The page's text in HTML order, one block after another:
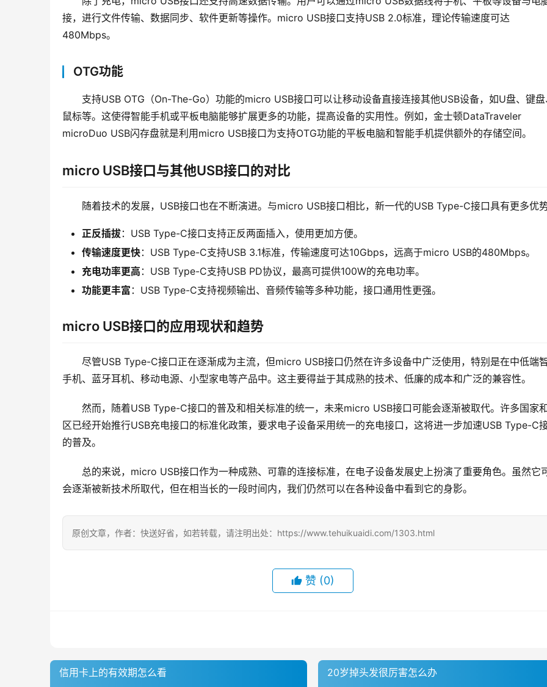
接，进行文件传输、数据同步、软件更新等操作。micro USB接口支持USB 2.0标准，理论传输速度可达
480Mbps。
OTG功能
支持USB OTG（On-The-Go）功能的micro USB接口可以让移动设备直接连接其他USB设备，如U盘、键盘
鼠标等。这使得智能手机或平板电脑能够扩展更多的功能，提高设备的实用性。例如，金士顿DataTraveler
microDuo USB闪存盘就是利用micro USB接口为支持OTG功能的平板电脑和智能手机提供额外的存储空间。
micro USB接口与其他USB接口的对比
随着技术的发展，USB接口也在不断演进。与micro USB接口相比，新一代的USB Type-C接口具有更多优势
正反插拔：USB Type-C接口支持正反两面插入，使用更加方便。
传输速度更快：USB Type-C支持USB 3.1标准，传输速度可达10Gbps，远高于micro USB的480Mbps。
充电功率更高 ：USB Type-C支持USB PD协议，最高可提供100W的充电功率。
功能更丰富 ：USB Type-C支持视频输出、音频传输等多种功能，接口通用性更强。
micro USB接口的应用现状和趋势
尽管USB Type-C接口正在逐渐成为主流，但micro USB接口仍然在许多设备中广泛使用，特别是在中低端
手机、蓝牙耳机、移动电源、小型家电等产品中。这主要得益于其成熟的技术、低廉的成本和广泛的兼容性。
然而，随着USB Type-C接口的普及和相关标准的统一，未来micro USB接口可能会逐渐被取代。许多国家
区已经开始推行USB充电接口的标准化政策，要求电子设备采用统一的充电接口，这将进一步加速USB Type-C
的普及。
总的来说，micro USB接口作为一种成熟、可靠的连接标准，在电子设备发展史上扮演了重要角色。虽然它
会逐渐被新技术所取代，但在相当长的一段时间内，我们仍然可以在各种设备中看到它的身影。
原创文章，作者：快送好省，如若转载，请注明出处：https://www.tehuikuaidi.com/1303.html
赞 (0)
信用卡上的有效期怎么看 20岁掉头发很厉害怎么办